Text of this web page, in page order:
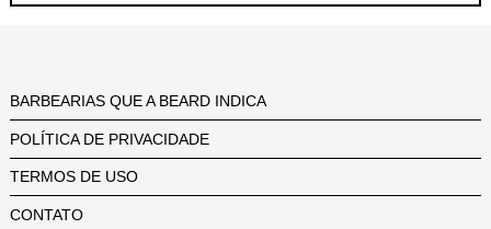
BARBEARIAS QUE A BEARD INDICA
POLÍTICA DE PRIVACIDADE
TERMOS DE USO
CONTATO